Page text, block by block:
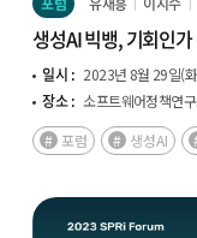
생성AI 빅뱅, 기회인
일시 : 2023년 8월 29일(
장소 : 소프트웨어정책연
포럼
생성AI